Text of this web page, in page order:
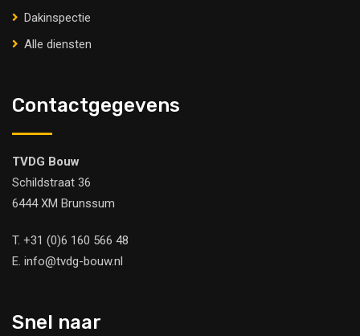
Dakinspectie
Alle diensten
Contactgegevens
TVDG Bouw
Schildstraat 36
6444 XM Brunssum
T. +31 (0)6 160 566 48
E. info@tvdg-bouw.nl
Snel naar